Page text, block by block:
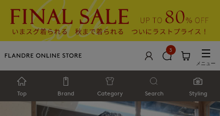
3
メニュー
Top Brand Category Search Styling